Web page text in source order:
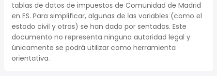
tablas de datos de impuestos de Comunidad de Madrid
en ES. Para simplificar, algunas de las variables (como el
estado civil y otras) se han dado por sentadas. Este
documento no representa ninguna autoridad legal y
únicamente se podrá utilizar como herramienta
orientativa.